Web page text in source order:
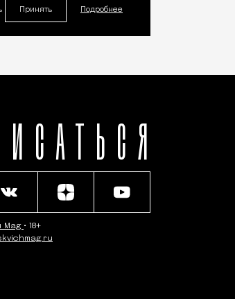
Принять Подробнее
Mag • 18+